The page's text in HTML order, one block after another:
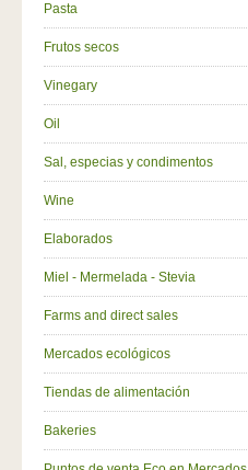
Pasta
Frutos secos
Vinegary
Oil
Sal, especias y condimentos
Wine
Elaborados
Miel - Mermelada - Stevia
Farms and direct sales
Mercados ecológicos
Tiendas de alimentación
Bakeries